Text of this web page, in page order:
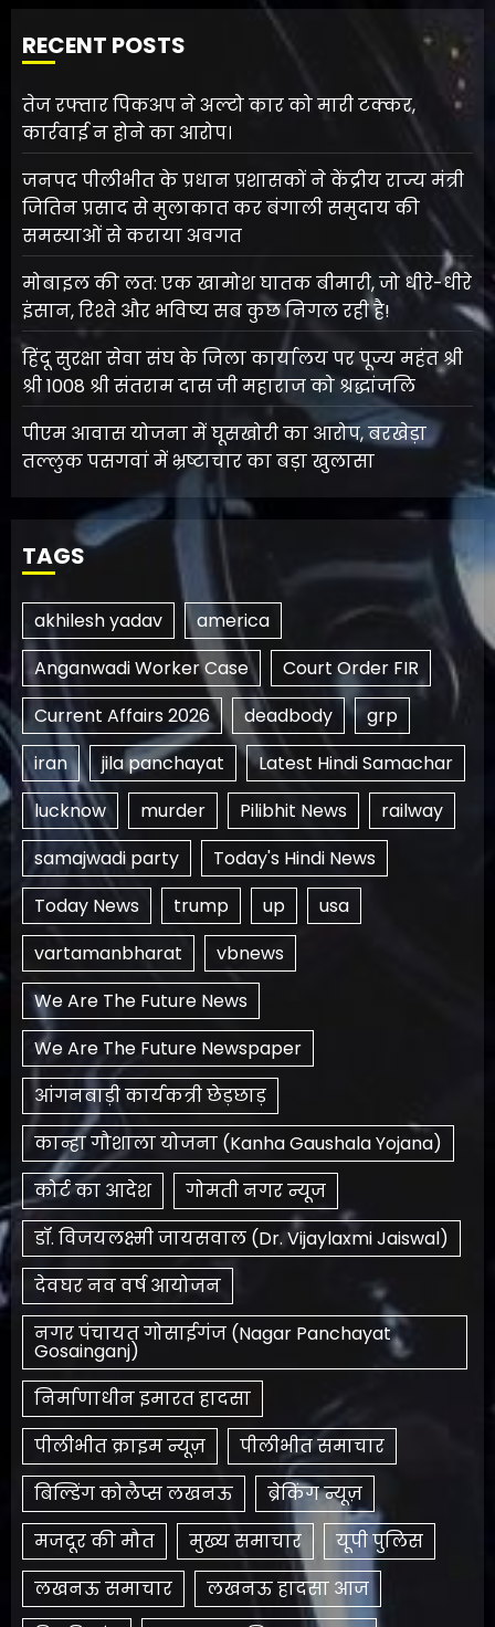
RECENT POSTS
तेज रफ्तार पिकअप ने अल्टो कार को मारी टक्कर,
कार्रवाई न होने का आरोप।
जनपद पीलीभीत के प्रधान प्रशासकों ने केंद्रीय राज्य मंत्री
जितिन प्रसाद से मुलाकात कर बंगाली समुदाय की
समस्याओं से कराया अवगत
मोबाइल की लत: एक खामोश घातक बीमारी, जो धीरे-धीरे
इंसान, रिश्ते और भविष्य सब कुछ निगल रही है!
हिंदू सुरक्षा सेवा संघ के जिला कार्यालय पर पूज्य महंत श्री
श्री 1008 श्री संतराम दास जी महाराज को श्रद्धांजलि
पीएम आवास योजना में घूसखोरी का आरोप, बरखेड़ा
तल्लुक पसगवां में भ्रष्टाचार का बड़ा खुलासा
TAGS
akhilesh yadav
america
Anganwadi Worker Case
Court Order FIR
Current Affairs 2026
deadbody
grp
iran
jila panchayat
Latest Hindi Samachar
lucknow
murder Pilibhit News
railway
samajwadi party
Today's Hindi News
Today News
trump up
usa
vartamanbharat
vbnews
We Are The Future News
We Are The Future Newspaper
आंगनबाड़ी कार्यकत्री छेड़छाड़
कान्हा गौशाला योजना (Kanha Gaushala Yojana)
कोर्ट का आदेश
गोमती नगर न्यूज
डॉ. विजयलक्ष्मी जायसवाल (Dr. Vijaylaxmi Jaiswal)
देवघर नव वर्ष आयोजन
नगर पंचायत गोसाईगंज (Nagar Panchayat
Gosainganj)
निर्माणाधीन इमारत हादसा
पीलीभीत क्राइम न्यूज़
पीलीभीत समाचार
बिल्डिंग कोलैप्स लखनऊ
ब्रेकिंग न्यूज़
मजदूर की मौत
मुख्य समाचार
यूपी पुलिस
लखनऊ समाचार
लखनऊ हादसा आज